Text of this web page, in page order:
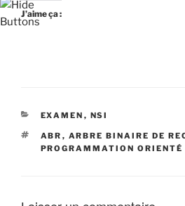
J’aime ça :
CATÉGORIES
EXAMEN , NSI
ÉTIQUETTES
ABR , ARBRE BINAIRE DE
PROGRAMMATION ORIENTÉ